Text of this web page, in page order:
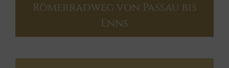
Römerradweg von Passau bis
Enns